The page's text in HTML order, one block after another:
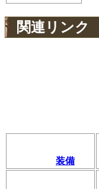
関連リンク
装備